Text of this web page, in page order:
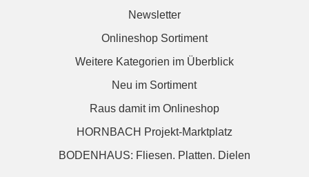
Newsletter
Onlineshop Sortiment
Weitere Kategorien im Überblick
Neu im Sortiment
Raus damit im Onlineshop
HORNBACH Projekt-Marktplatz
BODENHAUS: Fliesen. Platten. Dielen